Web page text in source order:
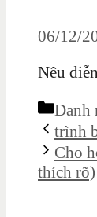
06/12/
Nêu
Danh
trình
Cho
thích rõ)